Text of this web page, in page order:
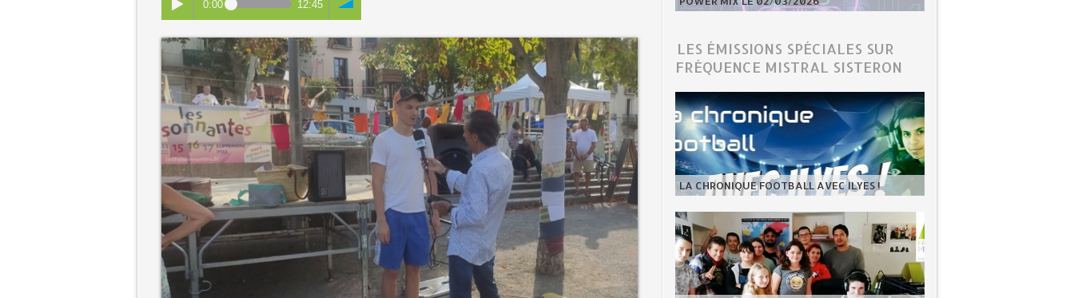
0:00 12:45
LES ÉMISSIONS SPÉCIALES SUR
FRÉQUENCE MISTRAL SISTERON
LA CHRONIQUE FOOTBALL AVEC ILYES !